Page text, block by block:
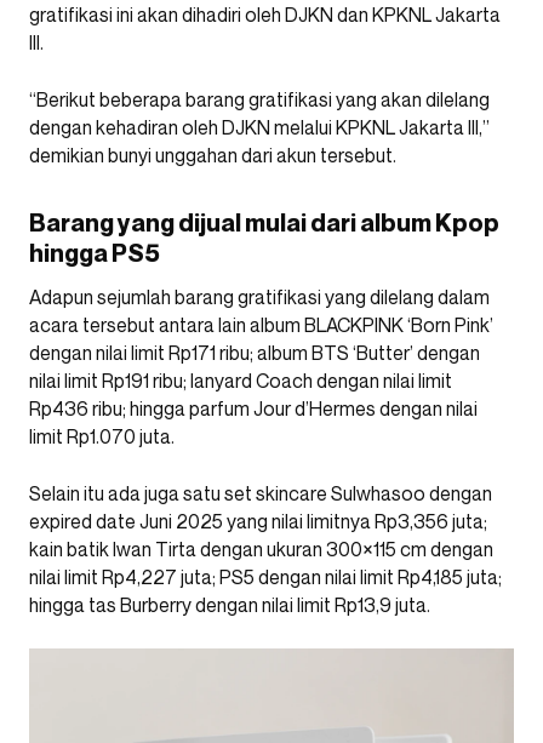
gratifikasi ini akan dihadiri oleh DJKN dan KPKNL Jakarta
III.
“Berikut beberapa barang gratifikasi yang akan dilelang
dengan kehadiran oleh DJKN melalui KPKNL Jakarta III,”
demikian bunyi unggahan dari akun tersebut.
Barang yang dijual mulai dari album Kpop
hingga PS5
Adapun sejumlah barang gratifikasi yang dilelang dalam
acara tersebut antara lain album BLACKPINK ‘Born Pink’
dengan nilai limit Rp171 ribu; album BTS ‘Butter’ dengan
nilai limit Rp191 ribu; lanyard Coach dengan nilai limit
Rp436 ribu; hingga parfum Jour d’Hermes dengan nilai
limit Rp1.070 juta.
Selain itu ada juga satu set skincare Sulwhasoo dengan
expired date Juni 2025 yang nilai limitnya Rp3,356 juta;
kain batik Iwan Tirta dengan ukuran 300×115 cm dengan
nilai limit Rp4,227 juta; PS5 dengan nilai limit Rp4,185 juta;
hingga tas Burberry dengan nilai limit Rp13,9 juta.